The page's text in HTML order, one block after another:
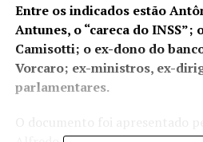
Entre os indicados estão
Antunes, o “careca do
Camisotti; o ex-dono do
Vorcaro; ex-ministros, ex-
parlamentares.